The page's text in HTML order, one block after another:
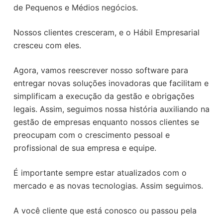
de Pequenos e Médios negócios.
Nossos clientes cresceram, e o Hábil Empresarial
cresceu com eles.
Agora, vamos reescrever nosso software para
entregar novas soluções inovadoras que facilitam e
simplificam a execução da gestão e obrigações
legais. Assim, seguimos nossa história auxiliando na
gestão de empresas enquanto nossos clientes se
preocupam com o crescimento pessoal e
profissional de sua empresa e equipe.
É importante sempre estar atualizados com o
mercado e as novas tecnologias. Assim seguimos.
A você cliente que está conosco ou passou pela